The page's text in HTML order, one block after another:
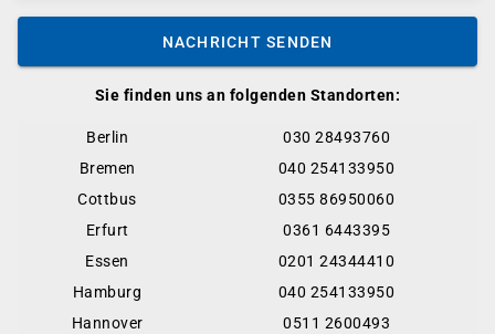
Sie finden uns an folgenden Standorten:
Berlin
030 28493760
Bremen
040 254133950
Cottbus
0355 86950060
Erfurt
0361 6443395
Essen
0201 24344410
Hamburg
040 254133950
Hannover
0511 2600493
NACHRICHT SENDEN